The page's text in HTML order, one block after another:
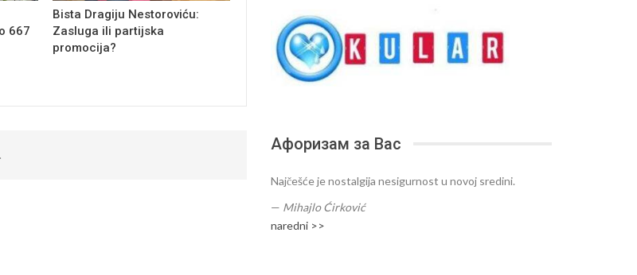
667
Bista Dragiju Nestoroviću:
Zasluga ili partijska
promocija?
Афоризам за Вас
Najčešće je nostalgija nesigurnost u novoj sredini.
— Mihajlo Ćirković
naredni >>